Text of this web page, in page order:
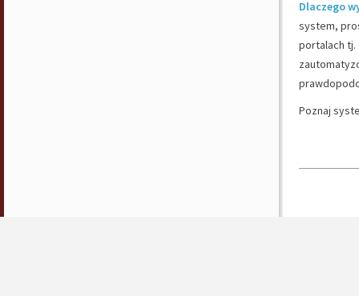
Dlaczego
system,
portalach tj.
Poznaj